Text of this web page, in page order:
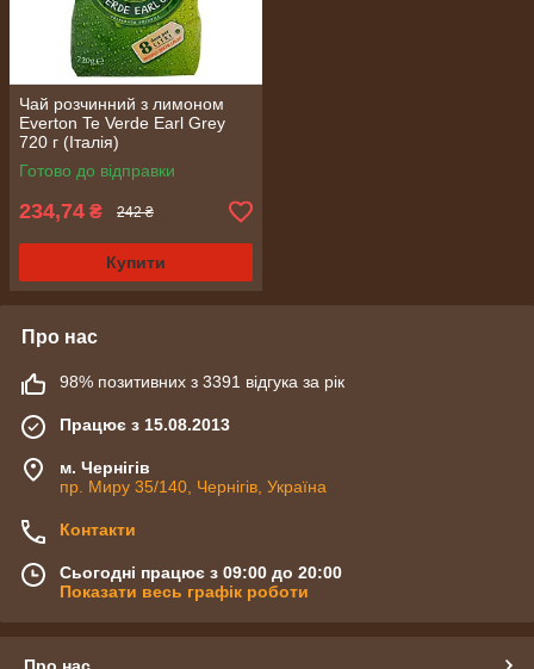
Чай розчинний з лимоном
Everton Te Verde Earl Grey
720 г (Італія)
Готово до відправки
234,74 ₴ 242 ₴
Купити
Про нас
98% позитивних з 3391 відгука за рік
Працює з 15.08.2013
м. Чернігів
пр. Миру 35/140, Чернігів, Україна
Контакти
Сьогодні працює з 09:00 до 20:00
Показати весь графік роботи